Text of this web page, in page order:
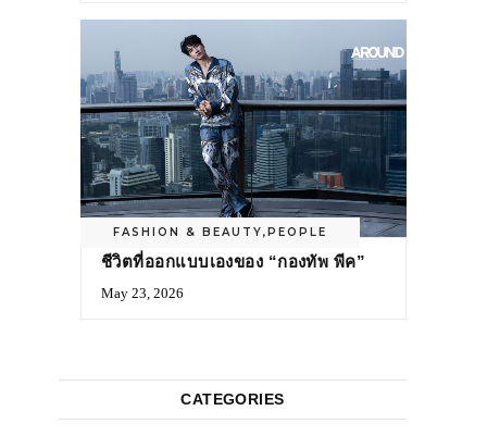
FASHION & BEAUTY, PEOPLE
ชีวิตที่ออกแบบเองของ “กองทัพ พีค”
May 23, 2026
CATEGORIES